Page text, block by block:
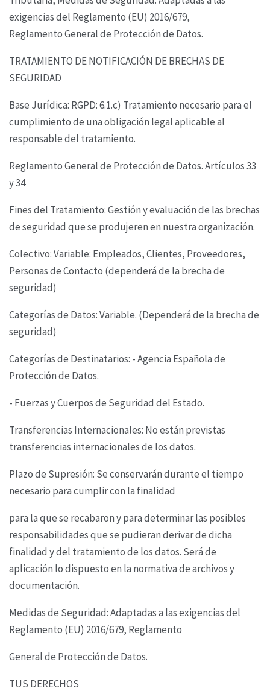
exigencias del Reglamento (EU) 2016/679,
ReglamentoGeneral de Protección de Datos.
TRATAMIENTO DE NOTIFICACIÓN DE BRECHAS DE
SEGURIDAD
Base Jurídica: RGPD: 6.1.c) Tratamiento necesario para el
cumplimiento de una obligación legalaplicable al
responsable del tratamiento.
Reglamento General de Protección de Datos. Artículos 33
y 34
Fines del Tratamiento: Gestión y evaluación de las brechas
de seguridad que se produjeren en nuestra organización.
Colectivo: Variable: Empleados, Clientes, Proveedores,
Personas de Contacto (dependerá de la brecha de
seguridad)
Categorías de Datos: Variable. (Dependerá de la brecha de
seguridad)
Categorías de Destinatarios: - Agencia Española de
Protección de Datos.
- Fuerzas y Cuerpos de Seguridad del Estado.
Transferencias Internacionales: No están previstas
transferencias internacionales de los datos.
Plazo de Supresión: Se conservarán durante el tiempo
necesario para cumplir con la finalidad
para la que se recabaron y para determinar las posibles
responsabilidades que se pudieran derivarde dicha
finalidad y del tratamiento de los datos. Será de
aplicación lo dispuesto en la normativa dearchivos y
documentación.
Medidas de Seguridad: Adaptadas a las exigencias del
Reglamento (EU) 2016/679, Reglamento
General de Protección de Datos.
TUS DERECHOS